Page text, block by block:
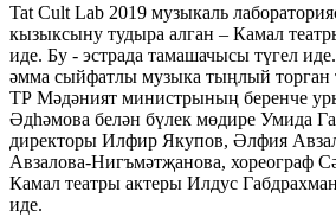
Tat Cult Lab 2019 музыкаль
кызыксыну тудыра алган – Камал
иде. Бу - эстрада тамашачысы түгел
әмма сыйфатлы музыка тыңлый торган
ТР Мәдәният министрының беренче
Әдһәмова белән бүлек мөдире Умида
директоры Илфир Якупов, Әлфия
Авзалова-Нигъмәтҗанова, хореограф
Камал театры актеры Илдус
иде.